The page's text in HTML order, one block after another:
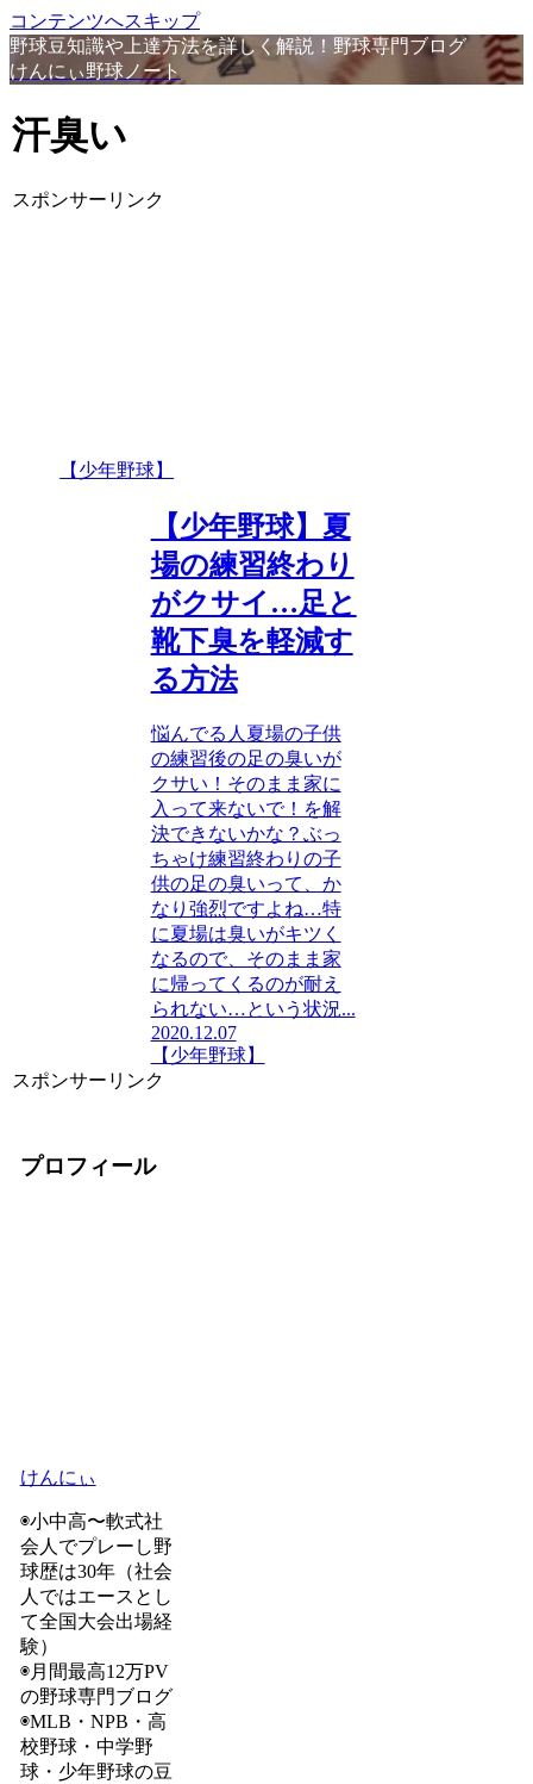
コンテンツへスキップ
野球豆知識や上達方法を詳しく解説！野球専門ブログ
けんにぃ野球ノート
汗臭い
スポンサーリンク
【少年野球】
【少年野球】夏
場の練習終わり
がクサイ…足と
靴下臭を軽減す
る方法
悩んでる人夏場の子供
の練習後の足の臭いが
クサい！そのまま家に
入って来ないで！を解
決できないかな？ぶっ
ちゃけ練習終わりの子
供の足の臭いって、か
なり強烈ですよね…特
に夏場は臭いがキツく
なるので、そのまま家
に帰ってくるのが耐え
られない…という状況...
2020.12.07
【少年野球】
スポンサーリンク
プロフィール
けんにぃ
◉小中高〜軟式社
会人でプレーし野
球歴は30年（社会
人ではエースとし
て全国大会出場経
験）
◉月間最高12万PV
の野球専門ブログ
◉MLB・NPB・高
校野球・中学野
球・少年野球の豆